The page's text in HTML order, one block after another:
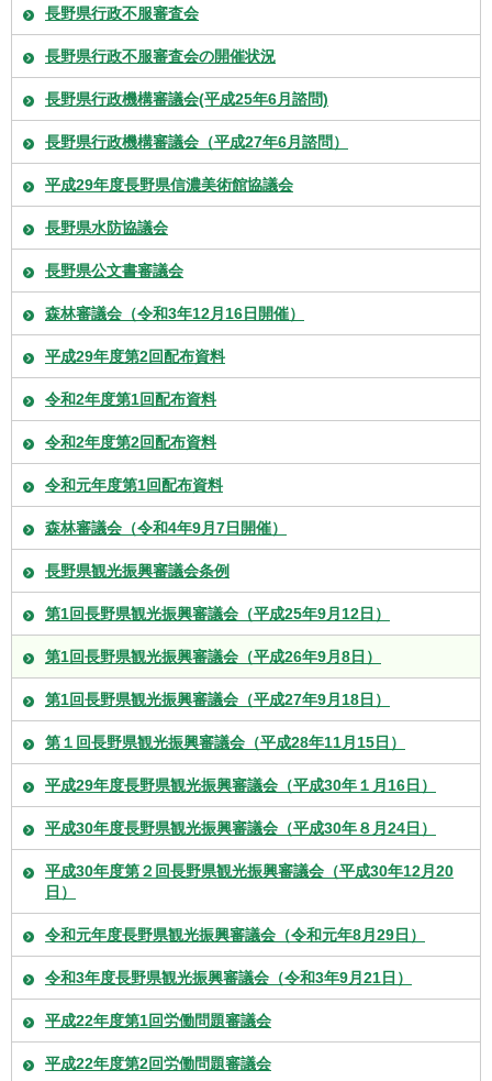
長野県行政不服審査会
長野県行政不服審査会の開催状況
長野県行政機構審議会(平成25年6月諮問)
長野県行政機構審議会（平成27年6月諮問）
平成29年度長野県信濃美術館協議会
長野県水防協議会
長野県公文書審議会
森林審議会（令和3年12月16日開催）
平成29年度第2回配布資料
令和2年度第1回配布資料
令和2年度第2回配布資料
令和元年度第1回配布資料
森林審議会（令和4年9月7日開催）
長野県観光振興審議会条例
第1回長野県観光振興審議会（平成25年9月12日）
第1回長野県観光振興審議会（平成26年9月8日）
第1回長野県観光振興審議会（平成27年9月18日）
第１回長野県観光振興審議会（平成28年11月15日）
平成29年度長野県観光振興審議会（平成30年１月16日）
平成30年度長野県観光振興審議会（平成30年８月24日）
平成30年度第２回長野県観光振興審議会（平成30年12月20
日）
令和元年度長野県観光振興審議会（令和元年8月29日）
令和3年度長野県観光振興審議会（令和3年9月21日）
平成22年度第1回労働問題審議会
平成22年度第2回労働問題審議会